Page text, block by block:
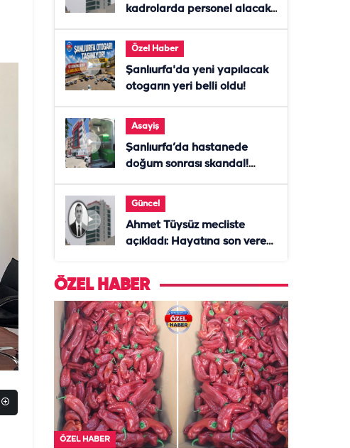
kadrolarda personel alacak!
Özel Haber
Şanlıurfa'da yeni yapılacak
otogarın yeri belli oldu!
Asayiş
Şanlıurfa’da hastanede
doğum sonrası skandal!
Güncel
Ahmet Tüysüz mecliste
açıkladı: Hayatına son veren
ÖZEL HABER
ÖZEL HABER